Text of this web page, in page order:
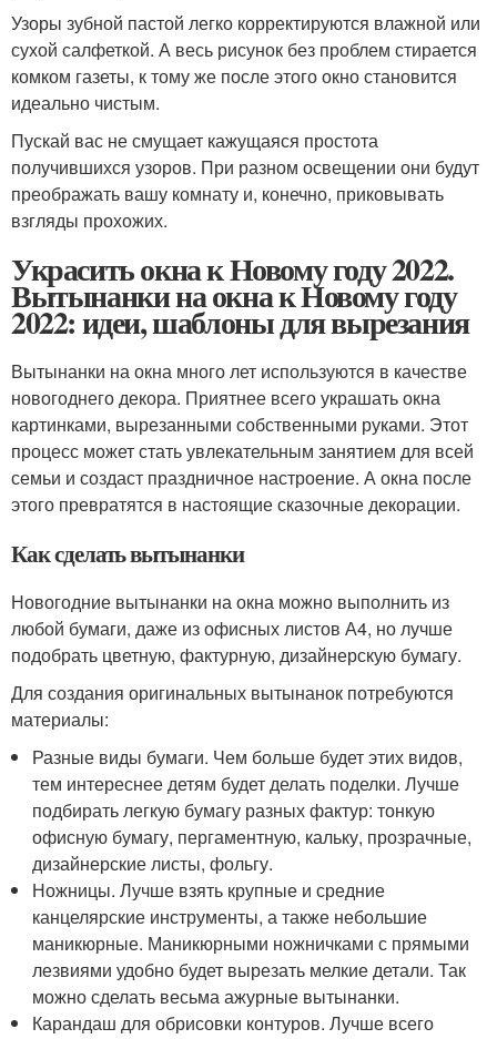
Узоры зубной пастой легко корректируются влажной или
сухой салфеткой. А весь рисунок без проблем стирается
комком газеты, к тому же после этого окно становится
идеально чистым.
Пускай вас не смущает кажущаяся простота
получившихся узоров. При разном освещении они будут
преображать вашу комнату и, конечно, приковывать
взгляды прохожих.
Украсить окна к Новому году 2022.
Вытынанки на окна к Новому году
2022: идеи, шаблоны для вырезания
Вытынанки на окна много лет используются в качестве
новогоднего декора. Приятнее всего украшать окна
картинками, вырезанными собственными руками. Этот
процесс может стать увлекательным занятием для всей
семьи и создаст праздничное настроение. А окна после
этого превратятся в настоящие сказочные декорации.
Как сделать вытынанки
Новогодние вытынанки на окна можно выполнить из
любой бумаги, даже из офисных листов А4, но лучше
подобрать цветную, фактурную, дизайнерскую бумагу.
Для создания оригинальных вытынанок потребуются
материалы:
Разные виды бумаги. Чем больше будет этих видов,
тем интереснее детям будет делать поделки. Лучше
подбирать легкую бумагу разных фактур: тонкую
офисную бумагу, пергаментную, кальку, прозрачные,
дизайнерские листы, фольгу.
Ножницы. Лучше взять крупные и средние
канцелярские инструменты, а также небольшие
маникюрные. Маникюрными ножничками с прямыми
лезвиями удобно будет вырезать мелкие детали. Так
можно сделать весьма ажурные вытынанки.
Карандаш для обрисовки контуров. Лучше всего